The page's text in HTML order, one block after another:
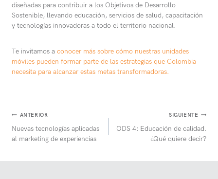
diseñadas para contribuir a los Objetivos de Desarrollo
Sostenible, llevando educación, servicios de salud, capacitación
y tecnologías innovadoras a todo el territorio nacional.
Te invitamos a conocer más sobre cómo nuestras unidades
móviles pueden formar parte de las estrategias que Colombia
necesita para alcanzar estas metas transformadoras.
Navegación
de
ANTERIOR
Nuevas tecnologías aplicadas
al marketing de experiencias
SIGUIENTE
ODS 4: Educación de calidad.
¿Qué quiere decir?